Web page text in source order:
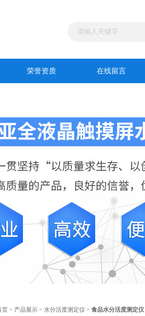
荣誉资质 在线留言
页 > 产品展示 > 水分活度测定仪 > 食品水分活度测定仪